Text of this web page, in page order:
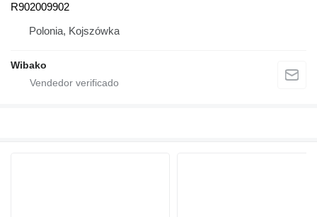
R902009902
Polonia, Kojszówka
Wibako